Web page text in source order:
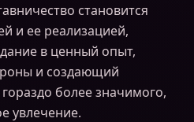
становится
и ее реализацией,
в ценный опыт,
и создающий
более значимого,
увлечение.